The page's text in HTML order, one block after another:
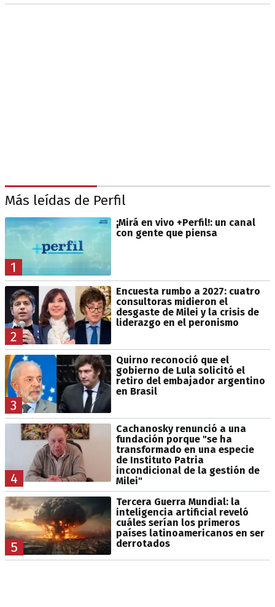
Más leídas de Perfil
1
¡Mirá en vivo +Perfil!: un canal
con gente que piensa
2
Encuesta rumbo a 2027: cuatro
consultoras midieron el
desgaste de Milei y la crisis de
liderazgo en el peronismo
3
Quirno reconoció que el
gobierno de Lula solicitó el
retiro del embajador argentino
en Brasil
4
Cachanosky renunció a una
fundación porque "se ha
transformado en una especie
de Instituto Patria
incondicional de la gestión de
Milei"
5
Tercera Guerra Mundial: la
inteligencia artificial reveló
cuáles serían los primeros
países latinoamericanos en ser
derrotados